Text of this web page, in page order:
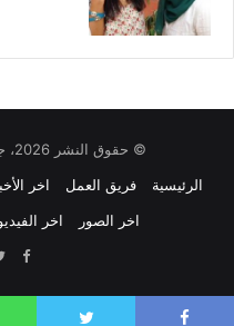
© حقوق النشر 2026، جميع الحقوق محفوظة |
الرئيسية
فريق العمل اخر
اخر الصور
اخر